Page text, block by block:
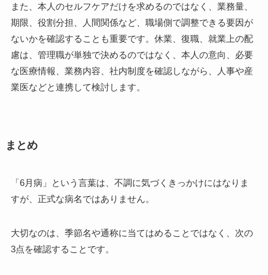
また、本人のセルフケアだけを求めるのではなく、業務量、
期限、役割分担、人間関係など、職場側で調整できる要因が
ないかを確認することも重要です。休業、復職、就業上の配
慮は、管理職が単独で決めるのではなく、本人の意向、必要
な医療情報、業務内容、社内制度を確認しながら、人事や産
業医などと連携して検討します。
まとめ
「6月病」という言葉は、不調に気づくきっかけにはなりま
すが、正式な病名ではありません。
大切なのは、季節名や通称に当てはめることではなく、次の
3点を確認することです。